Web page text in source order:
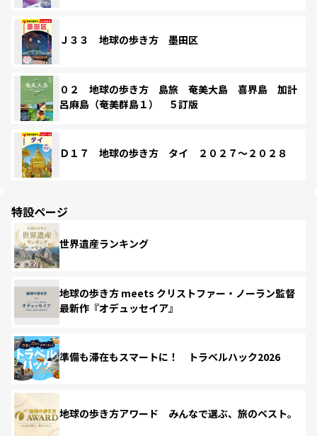
Ｊ３３ 地球の歩き方 墨田区
０２ 地球の歩き方 島旅 奄美大島 喜界島 加計
呂麻島（奄美群島１） ５訂版
Ｄ１７ 地球の歩き方 タイ ２０２７～２０２８
特設ページ
世界遺産ランキング
地球の歩き方 meets クリストファー・ノーラン監督
最新作『オデュッセイア』
準備も滞在もスマートに！ トラベルハック2026
地球の歩き方アワード みんなで選ぶ、旅のベスト。